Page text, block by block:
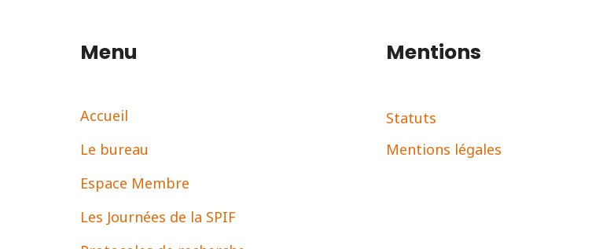
Menu
Accueil
Le bureau
Espace Membre
Les Journées de la SPIF
Mentions
Statuts
Mentions légales